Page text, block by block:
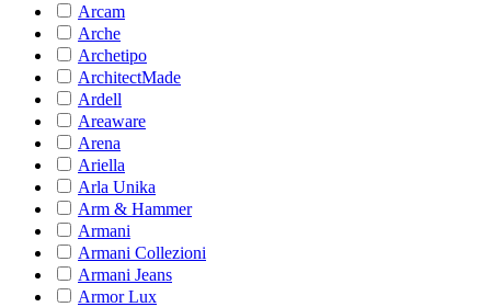
Arcam
Arche
Archetipo
ArchitectMade
Ardell
Areaware
Arena
Ariella
Arla Unika
Arm & Hammer
Armani
Armani Collezioni
Armani Jeans
Armor Lux